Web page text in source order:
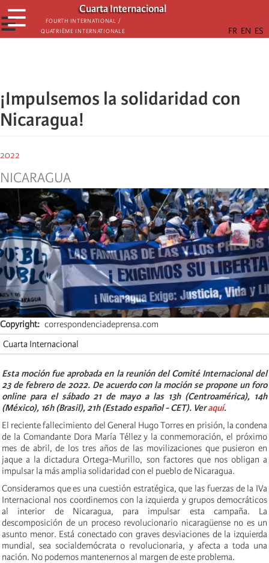
Skip
to
main
Cuarta Internacional
Fourth International /
Quatrième internationale
☰
☰
¡Impulsemos la solidaridad con
Nicaragua!
2022
NICARAGUA
Copyright
correspondenciadeprensa.com
Cuarta Internacional
Esta moción fue aprobada en la reunión del Comité Internacional del
23 de febrero de 2022. De acuerdo con la moción se propone un foro
online para el sábado 21 de mayo a las 13h (Centroamérica), 14h
(México), 16h (Brasil), 21h (Estado español - CET). Veraquí.
El reciente fallecimiento del General Hugo Torres en prisión, la condena
de la Comandante Dora María Téllez y la conmemoración, el próximo
mes de abril, de los tres años de las movilizaciones que pusieron en
jaque a la dictadura Ortega-Murillo, son factores que nos obligan a
impulsar la más amplia solidaridad con el pueblo de Nicaragua.
Consideramos que es una cuestión estratégica, que las fuerzas de la IVa
Internacional nos coordinemos con la izquierda y grupos democráticos
al interior de Nicaragua, para impulsar esta campaña. La
descomposición de un proceso revolucionario nicaragüense no es un
asunto menor. Está conectado con graves desviaciones de la izquierda
mundial, sea socialdemócrata o revolucionaria, y afecta a toda una
nación. No podemos mantenernos al margen de este problema.